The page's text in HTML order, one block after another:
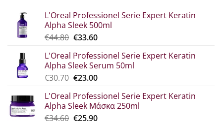
L'Oreal Professionel Serie Expert Keratin
Alpha Sleek 500ml
€44.80 Original
was:
€44.80.
€33.60Η
τιμή
είναι:
€33.60.
L'Oreal Professionel Serie Expert Keratin
Alpha Sleek Serum 50ml
€30.70 Original
was:
€30.70.
€23.00Η
τιμή
είναι:
€23.00.
L'Oreal Professionel Serie Expert Keratin
Alpha Sleek Μάσκα 250ml
€34.60 Original
€25.90Η